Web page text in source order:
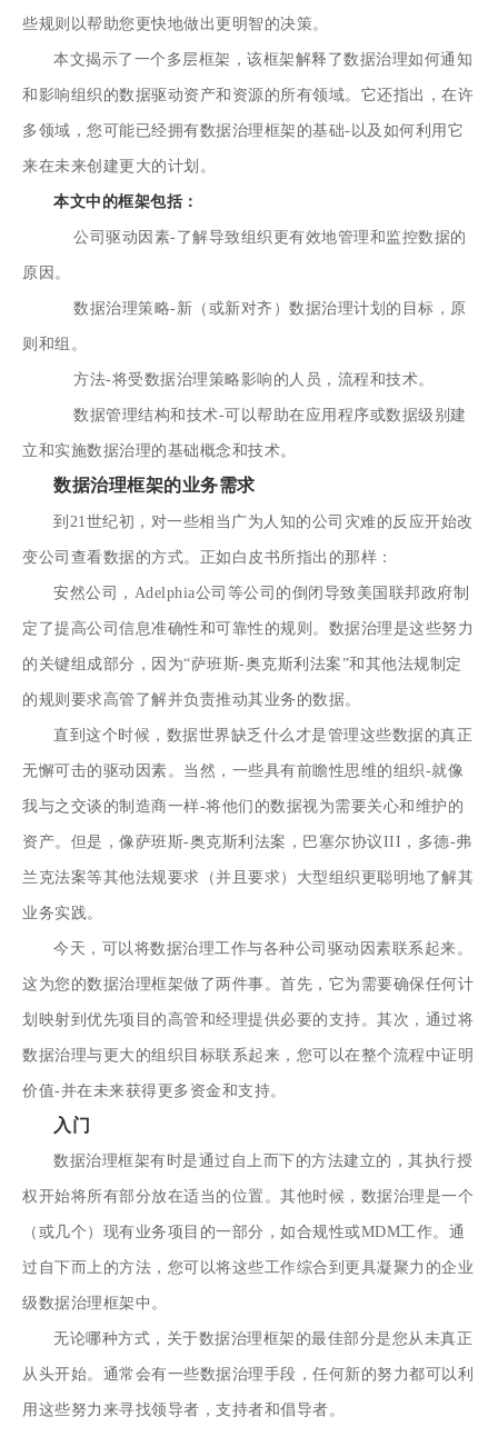
些规则以帮助您更快地做出更明智的决策。
本文揭示了一个多层框架，该框架解释了数据治理如何通知
和影响组织的数据驱动资产和资源的所有领域。它还指出，在许
多领域，您可能已经拥有数据治理框架的基础-以及如何利用它
来在未来创建更大的计划。
本文中的框架包括：
公司驱动因素-了解导致组织更有效地管理和监控数据的
原因。
数据治理策略-新（或新对齐）数据治理计划的目标，原
则和组。
方法-将受数据治理策略影响的人员，流程和技术。
数据管理结构和技术-可以帮助在应用程序或数据级别建
立和实施数据治理的基础概念和技术。
数据治理框架的业务需求
到21世纪初，对一些相当广为人知的公司灾难的反应开始改
变公司查看数据的方式。正如白皮书所指出的那样：
安然公司，Adelphia公司等公司的倒闭导致美国联邦政府制
定了提高公司信息准确性和可靠性的规则。数据治理是这些努力
的关键组成部分，因为“萨班斯-奥克斯利法案”和其他法规制定
的规则要求高管了解并负责推动其业务的数据。
直到这个时候，数据世界缺乏什么才是管理这些数据的真正
无懈可击的驱动因素。当然，一些具有前瞻性思维的组织-就像
我与之交谈的制造商一样-将他们的数据视为需要关心和维护的
资产。但是，像萨班斯-奥克斯利法案，巴塞尔协议III，多德-弗
兰克法案等其他法规要求（并且要求）大型组织更聪明地了解其
业务实践。
今天，可以将数据治理工作与各种公司驱动因素联系起来。
这为您的数据治理框架做了两件事。首先，它为需要确保任何计
划映射到优先项目的高管和经理提供必要的支持。其次，通过将
数据治理与更大的组织目标联系起来，您可以在整个流程中证明
价值-并在未来获得更多资金和支持。
入门
数据治理框架有时是通过自上而下的方法建立的，其执行授
权开始将所有部分放在适当的位置。其他时候，数据治理是一个
（或几个）现有业务项目的一部分，如合规性或MDM工作。通
过自下而上的方法，您可以将这些工作综合到更具凝聚力的企业
级数据治理框架中。
无论哪种方式，关于数据治理框架的最佳部分是您从未真正
从头开始。通常会有一些数据治理手段，任何新的努力都可以利
用这些努力来寻找领导者，支持者和倡导者。